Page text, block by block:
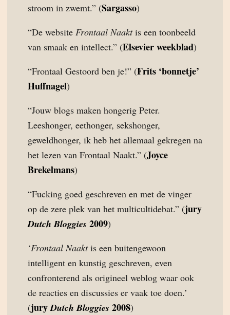
stroom in zwemt.” (Sargasso)
“De website Frontaal Naaktis een toonbeeld
van smaak en intellect.” (Elsevier weekblad)
“Frontaal Gestoord ben je!” (Frits ‘bonnetje’
Huffnagel)
“Jouw blogs maken hongerig Peter.
Leeshonger, eethonger, sekshonger,
geweldhonger, ik heb het allemaal gekregen na
het lezen van Frontaal Naakt.” (Joyce
Brekelmans)
“Fucking goed geschreven en met de vinger
op de zere plek van het multicultidebat.” (jury
Dutch Bloggies 2009)
‘Frontaal Naaktis een buitengewoon
intelligent en kunstig geschreven, even
confronterend als origineel weblog waar ook
de reacties en discussies er vaak toe doen.’
(juryDutch Bloggies 2008)